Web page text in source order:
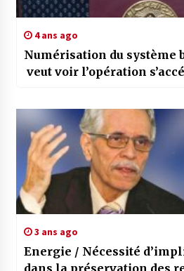
4 ans ago
Numérisation du système
veut voir l’opération
3 ans ago
Energie / Nécessité